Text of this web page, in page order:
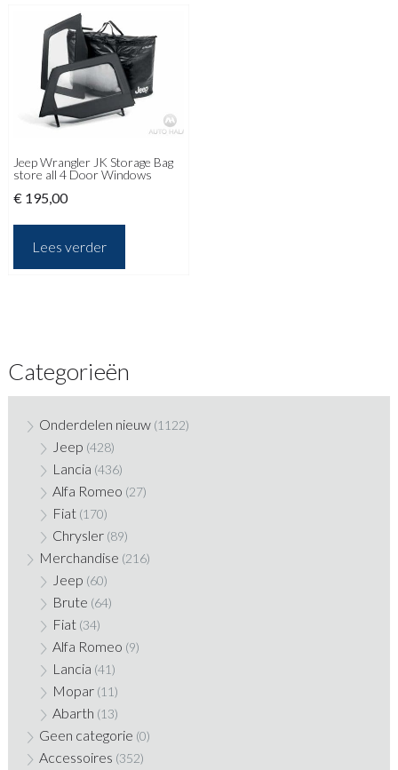
Jeep Wrangler JK Storage Bag
store all 4 Door Windows
€ 195,00
Lees verder
Categorieën
Onderdelen nieuw (1122)
Jeep (428)
Lancia (436)
Alfa Romeo (27)
Fiat (170)
Chrysler (89)
Merchandise (216)
Jeep (60)
Brute (64)
Fiat (34)
Alfa Romeo (9)
Lancia (41)
Mopar (11)
Abarth (13)
Geen categorie (0)
Accessoires (352)